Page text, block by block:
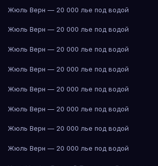
Жюль Верн — 20 000 лье под водой
Жюль Верн — 20 000 лье под водой
Жюль Верн — 20 000 лье под водой
Жюль Верн — 20 000 лье под водой
Жюль Верн — 20 000 лье под водой
Жюль Верн — 20 000 лье под водой
Жюль Верн — 20 000 лье под водой
Жюль Верн — 20 000 лье под водой